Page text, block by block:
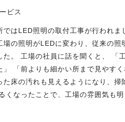
ビス
ではLED照明の取付工事が行われま
場の照明がLEDに変わり、従来の照
た。 工場の社員に話を聞くと、 「
」 「前よりも細かい所まで見やす
た床の汚れも見えるようになり、掃
くなったことで、工場の雰囲気も明